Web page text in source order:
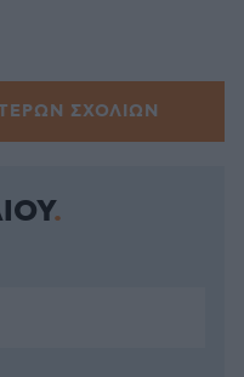
ΣΧΟΛΙΩΝ